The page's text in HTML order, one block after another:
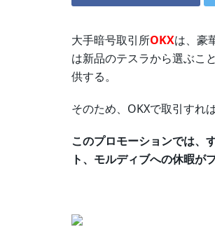
大手暗号取引所OKXは、豪
は新品のテスラから選ぶこ
供する。
そのため、OKXで取引すれ
このプロモーションでは、
ト、モルディブへの休暇が